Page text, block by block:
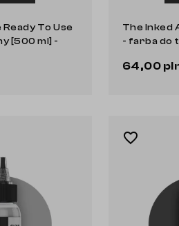
To Use
[500 ml] -
The Inked
- farba do
64,00
favorite_border